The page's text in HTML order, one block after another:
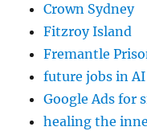
Crown Sydney
Fitzroy Island
Fremantle
future jobs in AI
Google Ads for
healing the